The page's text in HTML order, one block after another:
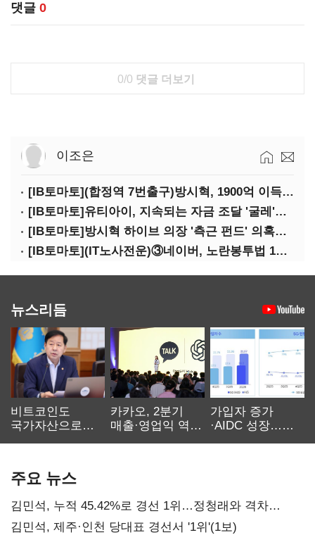
댓글 0
0/0 댓글 더보기
이조은
[IB토마토](합정역 7번출구)방시혁, 1900억 이득 논란…하이브 상장 진실은?
[IB토마토]유티아이, 지속되는 자금 조달 '굴레'…부채 리스크 고조
[IB토마토]방시혁 하이브 의장 '측근 펀드' 의혹…실상은 해외 투자 무산
[IB토마토](IT노사전운)③네이버, 노란봉투법 1호 되나…관건은 '진짜 주인'
뉴스리듬
비트코인도
국가자산으로…'
카카오, 2분기
매출·영업익 역대
가입자 증가
·AIDC 성장…
주요 뉴스
김민석, 누적 45.42%로 경선 1위…정청래와 격차
0.86%p(2보)
김민석, 제주·인천 당대표 경선서 '1위'(1보)